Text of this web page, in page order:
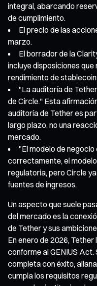
integral, abarcando
de cumplimiento.
El precio de las
marzo.
El borrador de la
incluye disposiciones
rendimiento de
"La auditoría de
de Circle." Esta
auditoría de Tether es
largo plazo, no una
mercado.
"El modelo de
correctamente, el
regulatoria, pero Circle
fuentes de ingresos.
Un aspecto que suele
del mercado es la
de Tether y sus
En enero de 2026,
conforme al GENIUS Act.
completa con éxito,
cumpla los requisitos